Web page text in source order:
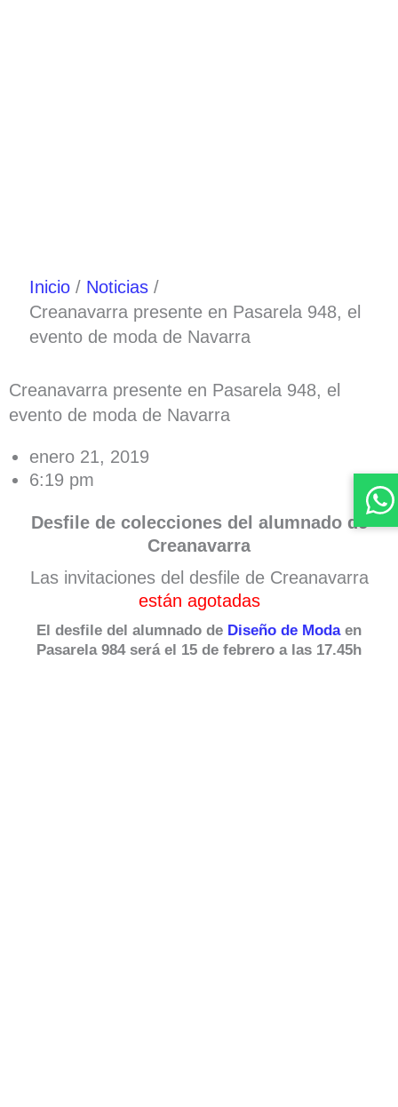
Inicio
Noticias
Creanavarra presente en Pasarela 948, el
evento de moda de Navarra
Creanavarra presente en Pasarela 948, el
evento de moda de Navarra
enero 21, 2019
6:19 pm
Desfile de colecciones del alumnado de
Creanavarra
Las invitaciones del desfile de Creanavarra
están agotadas
El desfile del alumnado de Diseño de Modaen
Pasarela 984 será el 15 de febrero a las 17.45h